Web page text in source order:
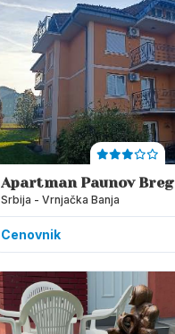
Apartman Paunov Breg
Srbija - Vrnjačka Banja
Cenovnik